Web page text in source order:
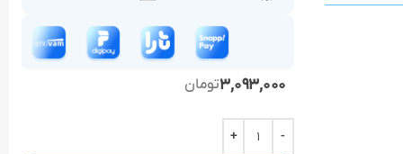
3,093,000تومان